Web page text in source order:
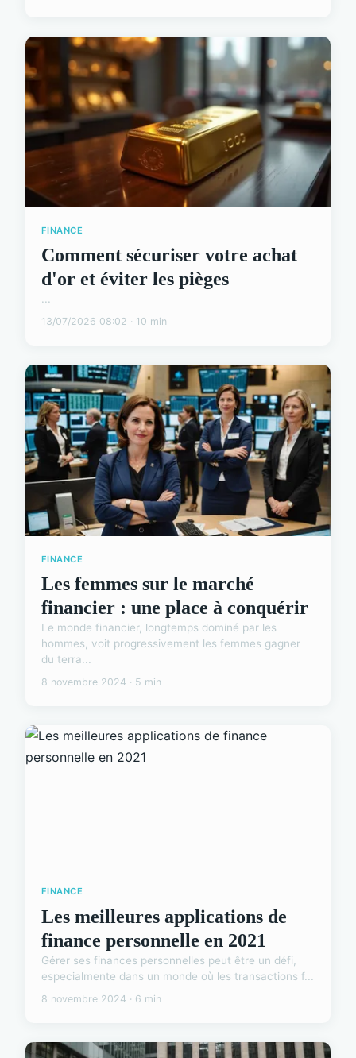
FINANCE
Comment sécuriser votre achat
d'or et éviter les pièges
...
13/07/2026 08:02 · 10 min
FINANCE
Les femmes sur le marché
financier : une place à conquérir
Le monde financier, longtemps dominé par les
hommes, voit progressivement les femmes gagner
du terra...
8 novembre 2024 · 5 min
FINANCE
Les meilleures applications de
finance personnelle en 2021
Gérer ses finances personnelles peut être un défi,
especialmente dans un monde où les transactions f...
8 novembre 2024 · 6 min